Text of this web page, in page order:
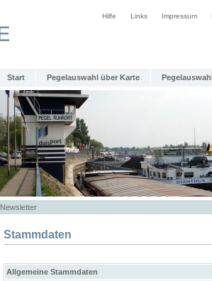
Hilfe Links Impressum
Start Pegelauswahl über Karte
Newsletter
Stammdaten
Allgemeine Stammdaten